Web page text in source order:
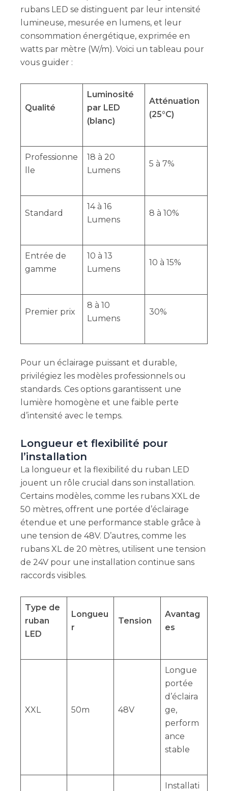
rubans LED se distinguent par leur intensité
lumineuse, mesurée en lumens, et leur
consommation énergétique, exprimée en
watts par mètre (W/m). Voici un tableau pour
vous guider :
Qualité
Luminosité
par LED
(blanc)
Atténuation
(25°C)
Professionne
lle
18 à 20
Lumens
5 à 7%
Standard
14 à 16
Lumens
8 à 10%
Entrée de
gamme
10 à 13
Lumens
10 à 15%
Premier prix
8 à 10
Lumens
30%
Pour un éclairage puissant et durable,
privilégiez les modèles professionnels ou
standards. Ces options garantissent une
lumière homogène et une faible perte
d’intensité avec le temps.
Longueur et flexibilité pour
l’installation
La longueur et la flexibilité du ruban LED
jouent un rôle crucial dans son installation.
Certains modèles, comme les rubans XXL de
50 mètres, offrent une portée d’éclairage
étendue et une performance stable grâce à
une tension de 48V. D’autres, comme les
rubans XL de 20 mètres, utilisent une tension
de 24V pour une installation continue sans
raccords visibles.
Type de
ruban
LED
Longueu
r
Tension
Avantag
es
XXL 50m 48V
Longue
portée
d’éclaira
ge,
perform
ance
stable
Installati